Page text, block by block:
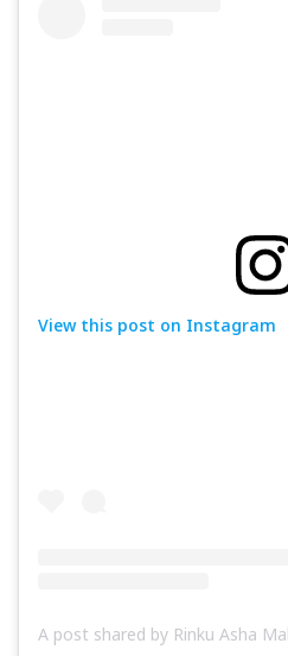
View this post on Instagram